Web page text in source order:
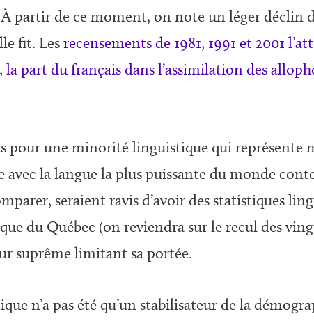
partir de ce moment, on note un léger déclin
fit. Lesrecensements de 1981, 1991 et 2001
la part du français dans l’assimilation des
pour une minorité linguistique qui représente
la langue la plus puissante du monde
seraient ravis d’avoir des statistiques
du Québec (on reviendra sur le recul des
suprême limitant sa portée.
n’a pas été qu’un stabilisateur de la